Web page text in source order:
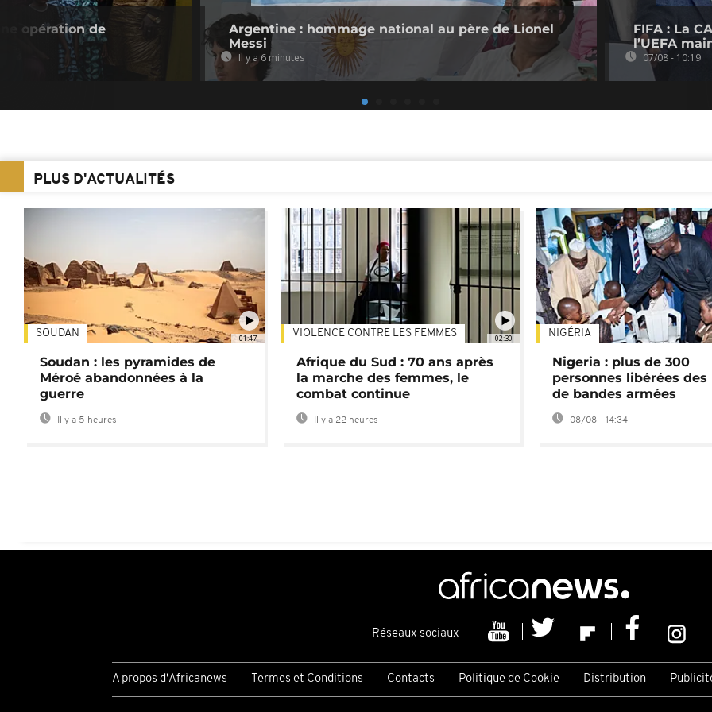
opération de
Argentine : hommage national au père de Lionel
Messi
Il y a 6 minutes
FIFA : La
l’UEFA
07/08 - 10:19
PLUS D'ACTUALITÉS
01:47
SOUDAN
Soudan : les pyramides de
Méroé abandonnées à la
guerre
Il y a 5 heures
02:30
VIOLENCE CONTRE LES FEMMES
Afrique du Sud : 70 ans après
la marche des femmes, le
combat continue
Il y a 22 heures
NIGÉRIA
Nigeria : plus de 300
personnes libérées des
de bandes armées
08/08 - 14:34
Réseaux sociaux
A propos d'Africanews Termes et Conditions Contacts Politique de Cookie Distribution